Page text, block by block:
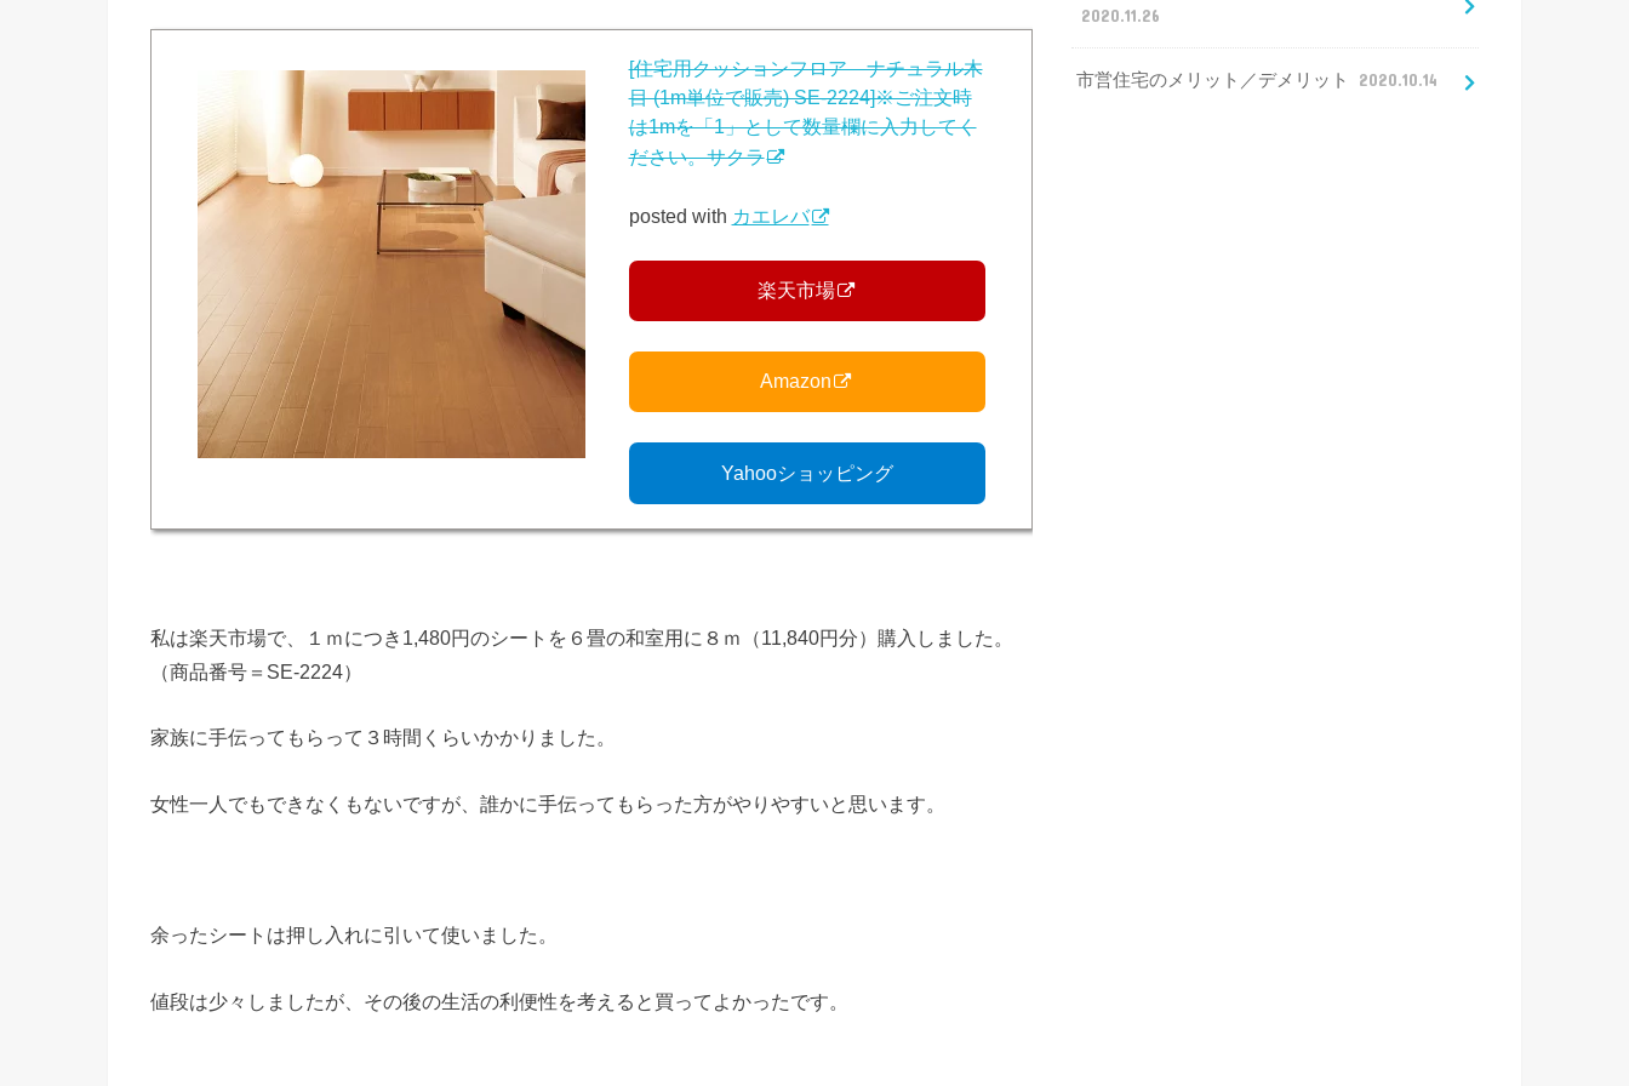
[住宅用クッションフロア ナチュラル木
目 (1m単位で販売) SE-2224]※ご注文時
は1mを「1」として数量欄に入力してく
ださい。サクラ
posted with カエレバ
楽天市場
Amazon
Yahooショッピング
私は楽天市場で、１ｍにつき1,480円のシートを６畳の和室用に８ｍ（11,840円分）購入しました。
（商品番号＝SE-2224）
家族に手伝ってもらって３時間くらいかかりました。
女性一人でもできなくもないですが、誰かに手伝ってもらった方がやりやすいと思います。
余ったシートは押し入れに引いて使いました。
値段は少々しましたが、その後の生活の利便性を考えると買ってよかったです。
2020.11.26
市営住宅のメリット／デメリット 2020.10.14